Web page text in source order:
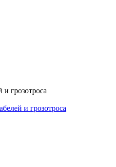
и грозотроса
и грозотроса